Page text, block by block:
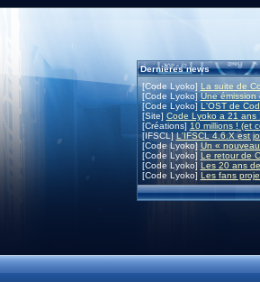
Dernières news
[Code Lyoko] La suite de
[Code Lyoko]Une émission
[Code Lyoko] L'OST de
[Site] Code Lyoko a 21 ans !
[Créations] 10 millions ! (et
[IFSCL]L'IFSCL 4.6.X est
[Code Lyoko] Un « nouveau
[Code Lyoko] Le retour de
[Code Lyoko] Les 20 ans
[Code Lyoko] Les fans